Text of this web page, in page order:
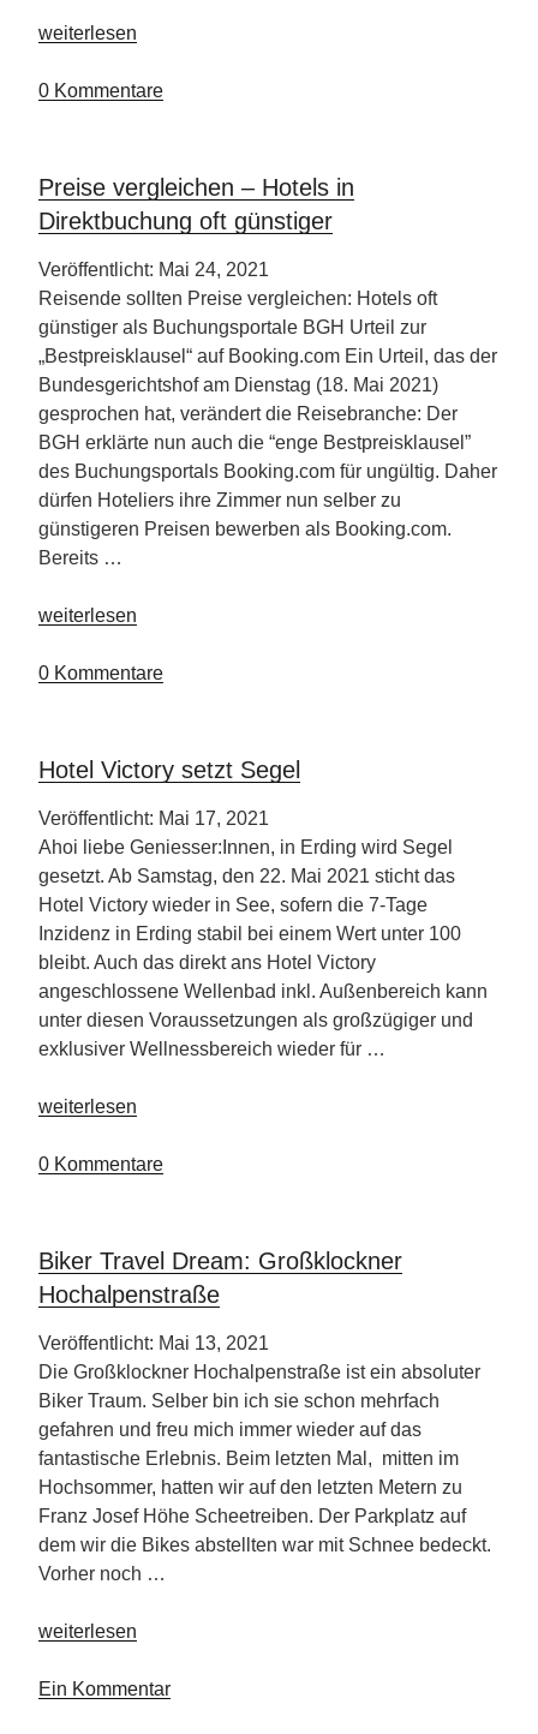
„Familienurlaub
Gut
weiterlesen
0 Kommentare
Preise vergleichen – Hotels in
Direktbuchung oft günstiger
Veröffentlicht: Mai 24, 2021
Reisende sollten Preise vergleichen: Hotels oft
günstiger als Buchungsportale BGH Urteil zur
„Bestpreisklausel“ auf Booking.com Ein Urteil, das der
Bundesgerichtshof am Dienstag (18. Mai 2021)
gesprochen hat, verändert die Reisebranche: Der
BGH erklärte nun auch die “enge Bestpreisklausel”
des Buchungsportals Booking.com für ungültig. Daher
dürfen Hoteliers ihre Zimmer nun selber zu
günstigeren Preisen bewerben als Booking.com.
Bereits …
„Preise
–
Direktbuchung
oft
günstiger“
weiterlesen
0 Kommentare
Hotel Victory setzt Segel
Veröffentlicht: Mai 17, 2021
Ahoi liebe Geniesser:Innen, in Erding wird Segel
gesetzt. Ab Samstag, den 22. Mai 2021 sticht das
Hotel Victory wieder in See, sofern die 7-Tage
Inzidenz in Erding stabil bei einem Wert unter 100
bleibt. Auch das direkt ans Hotel Victory
angeschlossene Wellenbad inkl. Außenbereich kann
unter diesen Voraussetzungen als großzügiger und
exklusiver Wellnessbereich wieder für …
„Hotel
setzt
weiterlesen
0 Kommentare
Biker Travel Dream: Großklockner
Hochalpenstraße
Veröffentlicht: Mai 13, 2021
Die Großklockner Hochalpenstraße ist ein absoluter
Biker Traum. Selber bin ich sie schon mehrfach
gefahren und freu mich immer wieder auf das
fantastische Erlebnis. Beim letzten Mal, mitten im
Hochsommer, hatten wir auf den letzten Metern zu
Franz Josef Höhe Scheetreiben. Der Parkplatz auf
dem wir die Bikes abstellten war mit Schnee bedeckt.
Vorher noch …
„Biker
Dream:
weiterlesen
Ein Kommentar